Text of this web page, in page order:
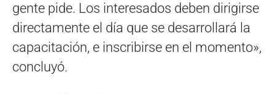
gente pide. Los interesados deben dirigirse
directamente el día que se desarrollará la
capacitación, e inscribirse en el momento»,
concluyó.